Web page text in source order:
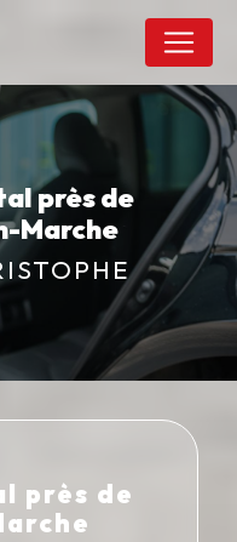
près de
Marche
près de